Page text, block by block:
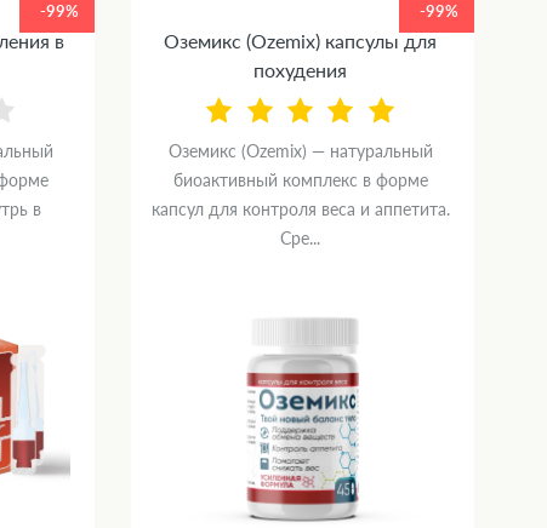
-99%
в
в
-99%
Оземикс (Ozemix) капсулы для
похудения
Оземикс (Ozemix) — натуральный
биоактивный комплекс в форме
капсул для контроля веса и аппетита.
Сре...